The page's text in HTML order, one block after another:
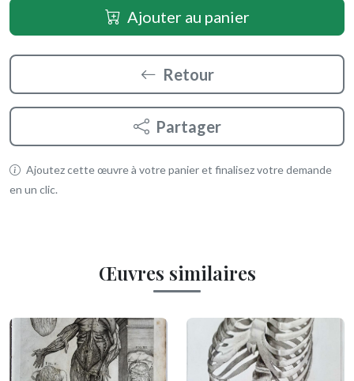
Ajouter au panier
Retour
Partager
Ajoutez cette œuvre à votre panier et finalisez votre demande
en un clic.
Œuvres similaires